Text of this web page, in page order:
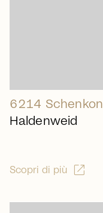
6214 Schenkon
Haldenweid
Scopri di più open_in_new